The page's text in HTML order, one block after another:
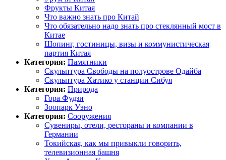
Фрукты Китая
Что важно знать про Китай
Что обязательно надо знать про стеклянный мост в
Китае
Шопинг, гостиницы, визы и коммунистическая
партия Китая
Категория: Памятники
Скульптура Свободы на полуострове Одайба
Скульптура Хатико у станции Сибуя
Категория: Природа
Гора Фудзи
Зоопарк Уэно
Категория: Сооружения
Сувениры, отели, рестораны и компании в
Германии
Токийская, как мы привыкли говорить,
телевизионная башня